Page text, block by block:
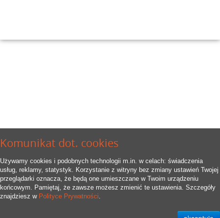
Komunikat dot. cookies
Używamy cookies i podobnych technologii m.in. w celach: świadczenia
usług, reklamy, statystyk. Korzystanie z witryny bez zmiany ustawień Twojej
przeglądarki oznacza, że będą one umieszczane w Twoim urządzeniu
końcowym. Pamiętaj, że zawsze możesz zmienić te ustawienia. Szczegóły
znajdziesz w Polityce Prywatności.